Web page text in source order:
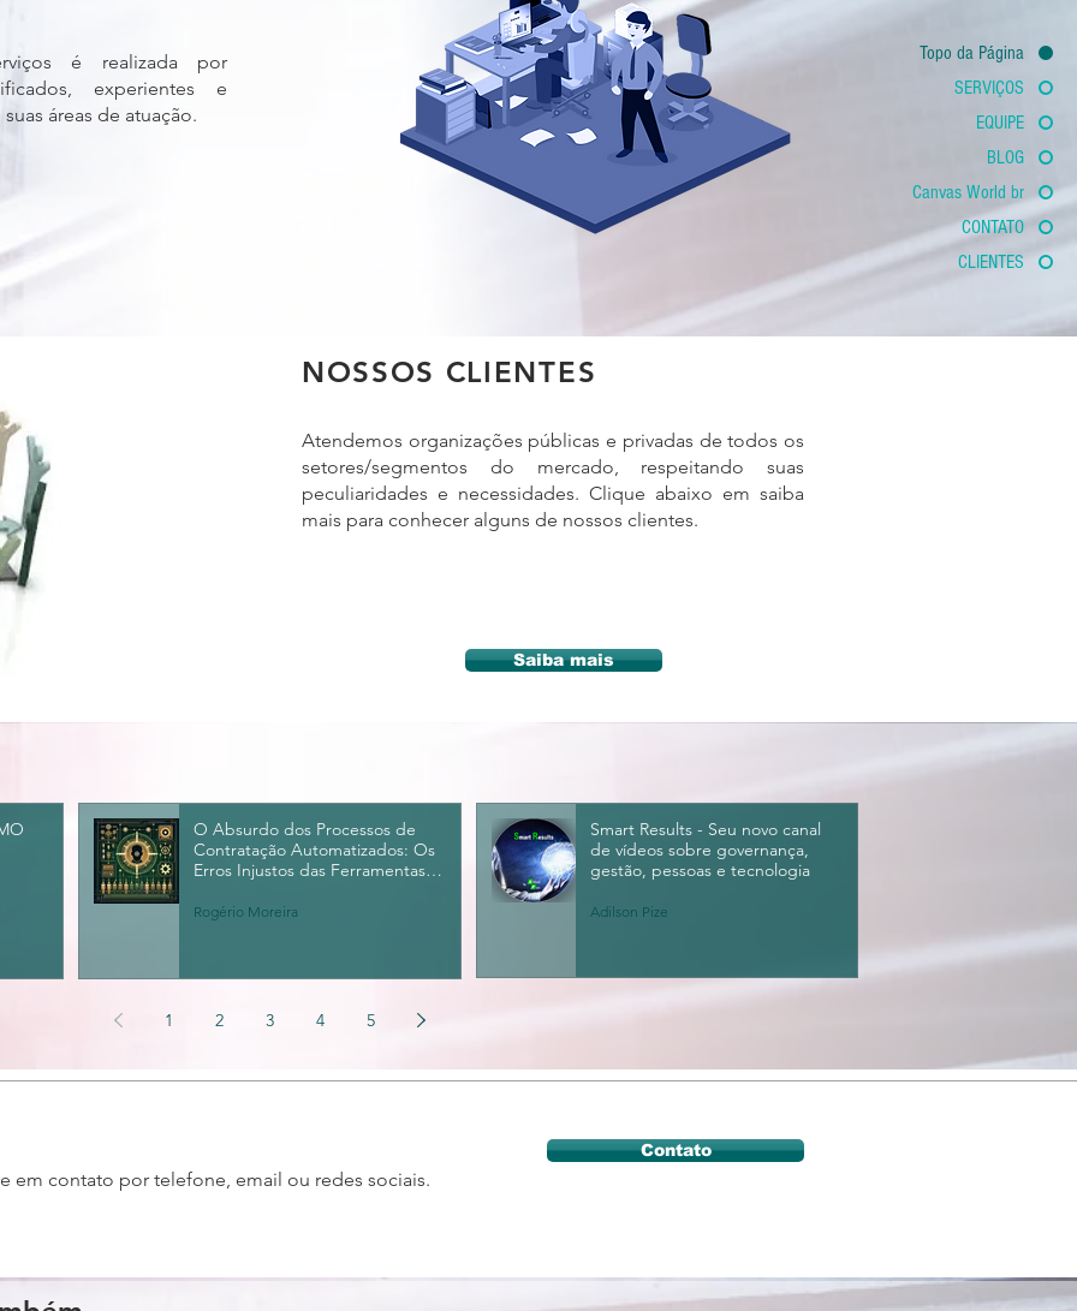
Topo da Página
SERVIÇOS
EQUIPE
BLOG
Canvas World br
CONTATO
CLIENTES
é realizada por
experientes e
áreas de atuação.
NOSSOS CLIENTES
Atendemos organizações públicas e privadas de todos os
setores/segmentos do mercado, respeitando suas
peculiaridades e necessidades. Clique abaixo em saiba
mais para conhecer alguns de nossos clientes.
Saiba mais
O Absurdo dos Processos de
Contratação Automatizados: Os
Erros Injustos das Ferramentas
Rogério Moreira
Smart Results - Seu novo canal
de vídeos sobre governança,
gestão, pessoas e tecnologia
Adilson Pize
1 2 3 4 5
em contato por telefone, email ou redes sociais.
Contato